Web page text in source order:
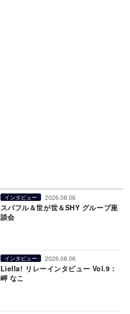
インタビュー 2026.08.06
スパフル＆世が世＆SHY グループ座
談会
インタビュー 2026.08.06
Liella! リレーインタビュー Vol.9：
岬 なこ